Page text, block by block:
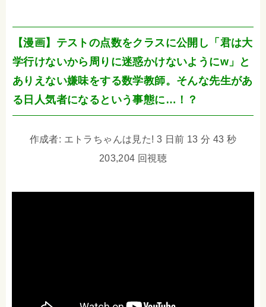
【漫画】テストの点数をクラスに公開し「君は大
学行けないから周りに迷惑かけないようにw」と
ありえない嫌味をする数学教師。そんな先生があ
る日人気者になるという事態に…！？
作成者: エトラちゃんは見た! 3 日前 13 分 43 秒
203,204 回視聴